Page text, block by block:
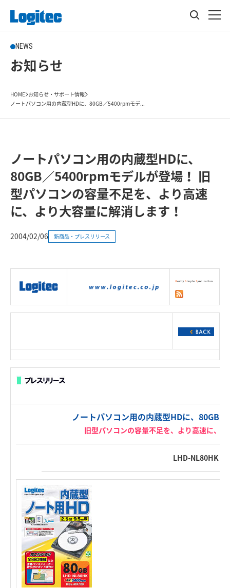
NEWS
お知らせ
HOME お知らせ・サポート情報
ノートパソコン用の内蔵型HDに、80GB／5400rpmモデ...
ノートパソコン用の内蔵型HDに、
80GB／5400rpmモデルが登場！ 旧
型パソコンの容量不足を、より高速
に、より大容量に解消します！
2004/02/06 新商品・プレスリリース
ノートパソコン用の内蔵型HDに、80GB
旧型パソコンの容量不足を、より高速に、
LHD-NL80HK